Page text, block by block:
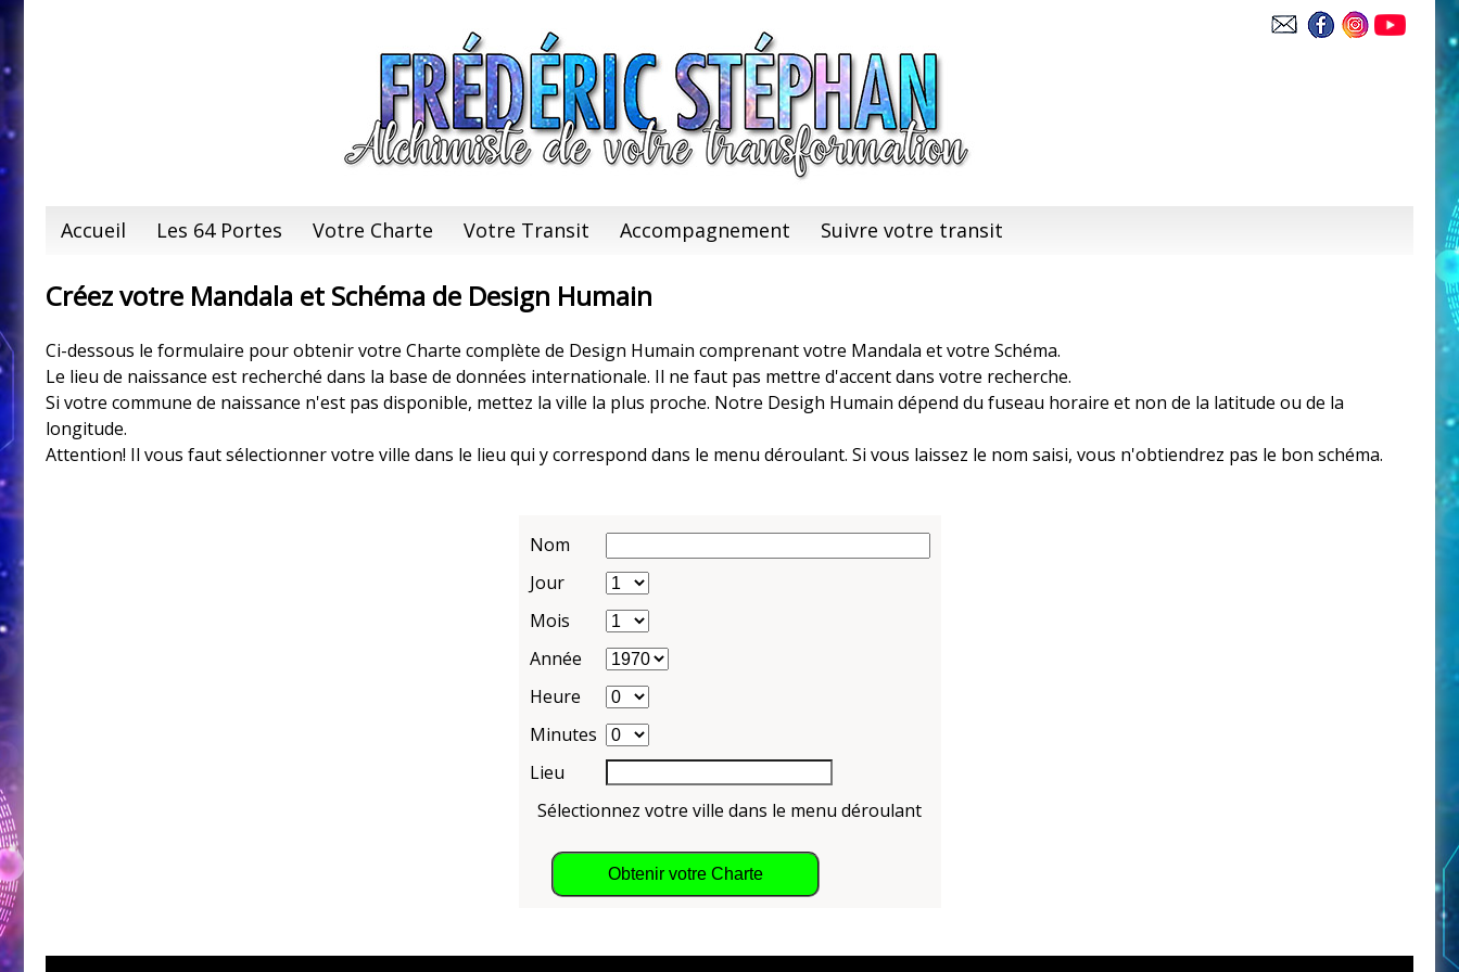
Accueil Les 64 Portes Votre Charte Votre Transit Accompagnement Suivre votre transit
Créez votre Mandala et Schéma de Design Humain
Ci-dessous le formulaire pour obtenir votre Charte complète de Design Humain comprenant votre Mandala et votre Schéma.
Le lieu de naissance est recherché dans la base de données internationale. Il ne faut pas mettre d'accent dans votre recherche.
Si votre commune de naissance n'est pas disponible, mettez la ville la plus proche. Notre Desigh Humain dépend du fuseau horaire et non de la latitude ou de la
longitude.
Attention! Il vous faut sélectionner votre ville dans le lieu qui y correspond dans le menu déroulant. Si vous laissez le nom saisi, vous n'obtiendrez pas le bon schéma.
Nom
Jour
Mois
Année
Heure
Minutes
Lieu
Sélectionnez votre ville dans le menu déroulant